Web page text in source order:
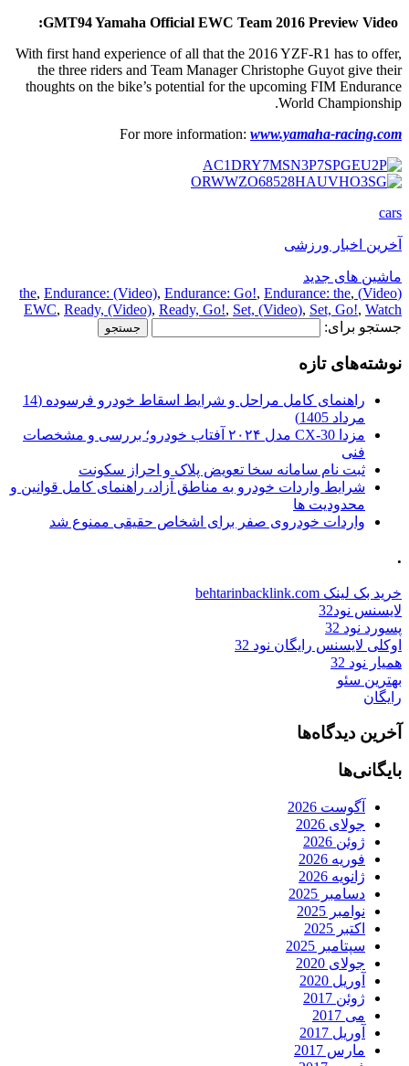
GMT94 Yamaha Official EWC Team 2016 Preview Video:
With first hand experience of all that the 2016 YZF-R1 has to offer,
the three riders and Team Manager Christophe Guyot give their
thoughts on the bike’s potential for the upcoming FIM Endurance
World Championship.
For more information: www.yamaha-racing.com
cars
آخرین اخبار ورزشی
ماشین های جدید
(Video) the
, Endurance: (Video), Endurance: Go!, Endurance: the,
EWC, Ready, (Video), Ready, Go!, Set, (Video), Set, Go!, Watch
جستجو برای:
نوشته‌های تازه
راهنمای کامل مراحل و شرایط اسقاط خودرو فرسوده (14
مرداد 1405)
مزدا CX-30 مدل ۲۰۲۴ آفتاب خودرو؛ بررسی و مشخصات
فنی
ثبت نام سامانه سخا تعویض پلاک و احراز سکونت
شرایط واردات خودرو به مناطق آزاد، راهنمای کامل قوانین و
محدودیت ها
واردات خودروی صفر برای اشخاص حقیقی ممنوع شد
.
خرید بک لینک behtarinbacklink.com
لایسنس نود32
پسورد نود 32
اوکلی لایسنس رایگان نود 32
همیار نود 32
بهترین سئو
رایگان
آخرین دیدگاه‌ها
بایگانی‌ها
آگوست 2026
جولای 2026
ژوئن 2026
فوریه 2026
ژانویه 2026
دسامبر 2025
نوامبر 2025
اکتبر 2025
سپتامبر 2025
جولای 2020
آوریل 2020
ژوئن 2017
می 2017
آوریل 2017
مارس 2017